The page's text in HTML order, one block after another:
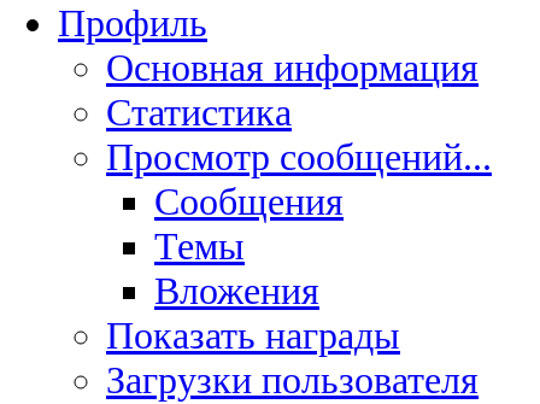
Профиль
Основная информация
Статистика
Просмотр сообщений...
Сообщения
Темы
Вложения
Показать награды
Загрузки пользователя